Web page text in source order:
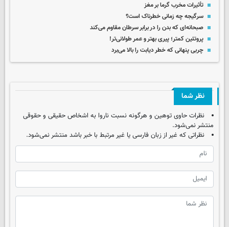
تأثیرات مخرب گرما بر مغز
سرگیجه چه زمانی خطرناک است؟
صبحانه‌ای که بدن‌ را در برابر سرطان مقاوم‌ می‌کند
پروتئین کمتر؛ پیری بهتر و عمر طولانی‌تر!
چربی پنهانی که خطر دیابت را بالا می‌برد
نظر شما
نظرات حاوی توهین و هرگونه نسبت ناروا به اشخاص حقیقی و حقوقی
منتشر نمی‌شود.
نظراتی که غیر از زبان فارسی یا غیر مرتبط با خبر باشد منتشر نمی‌شود.